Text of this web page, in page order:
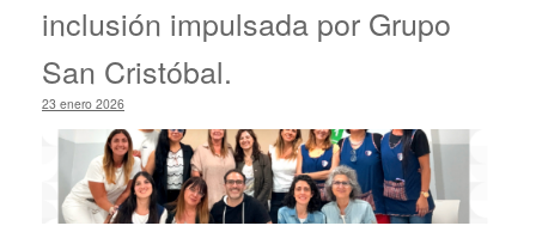
inclusión impulsada por Grupo
San Cristóbal.
23 enero 2026